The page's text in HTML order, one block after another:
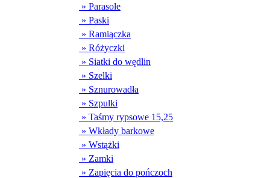
» Parasole
» Paski
» Ramiączka
» Różyczki
» Siatki do wędlin
» Szelki
» Sznurowadła
» Szpulki
» Taśmy rypsowe 15,25
» Wkłady barkowe
» Wstążki
» Zamki
» Zapięcia do pończoch